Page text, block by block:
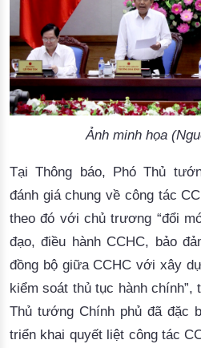
Ảnh minh họa
Tại Thông báo, Phó Thủ
đánh giá chung về công tác
theo đó với chủ trương “đổi
đạo, điều hành CCHC, bảo
đồng bộ giữa CCHC với xây
kiểm soát thủ tục hành chính”,
Thủ tướng Chính phủ đã đặc
triển khai quyết liệt công tác